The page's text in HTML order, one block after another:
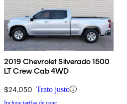
2019 Chevrolet Silverado 1500
LT Crew Cab 4WD
$24,050 Trato justo